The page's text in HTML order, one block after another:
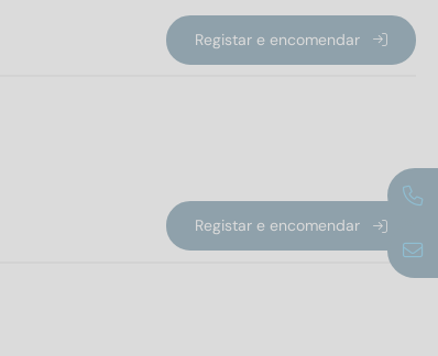
Registar e encomendar
Registar e encomendar